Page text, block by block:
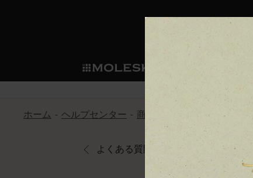
ショ
ノートブック
ダイアリー
サブカテゴリ
スマートライティング・シス
テム
サブカテゴリ
モレスキンスマートスマート
カスタムダイアリー
カスタムノートブック
パッチ
モレスキンメンバーシップ
我々の歴史
モレスキンのマニフェスト
今すぐメンバー登録
ウェルカムオファー: 次回のご購入
通常特典: パーソナライズの2冊ご
バースデー特典: 1回限りの割引（1
先行プレビュー: 新作コレクショ
ホーム
ヘルプセンター 商品 言語サポート
よくある質問に戻る